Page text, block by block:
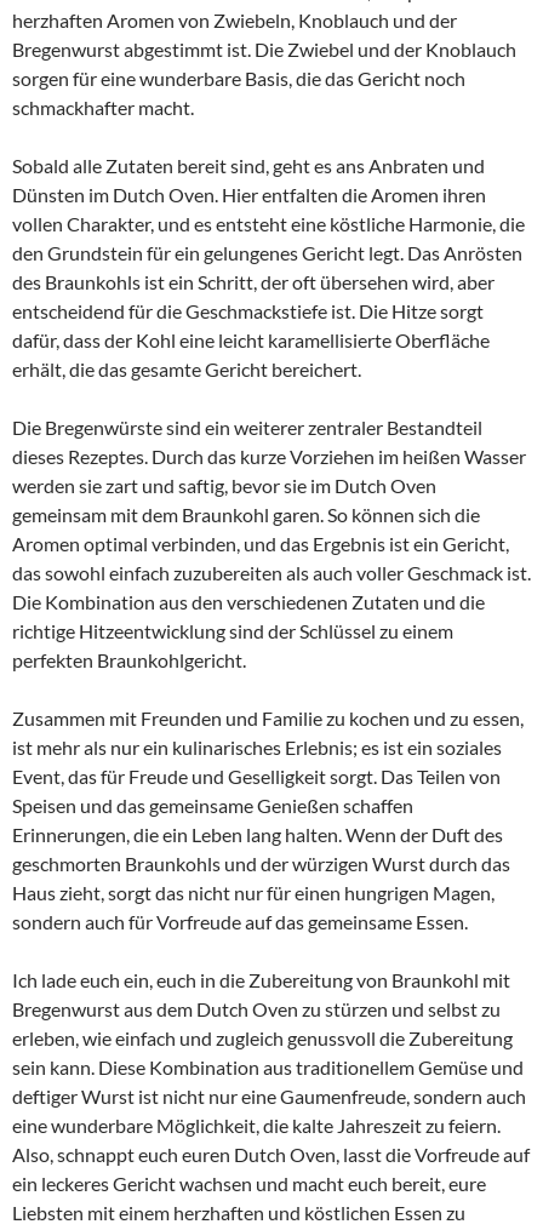
herzhaften Aromen von Zwiebeln, Knoblauch und der
Bregenwurst abgestimmt ist. Die Zwiebel und der Knoblauch
sorgen für eine wunderbare Basis, die das Gericht noch
schmackhafter macht.
Sobald alle Zutaten bereit sind, geht es ans Anbraten und
Dünsten im Dutch Oven. Hier entfalten die Aromen ihren
vollen Charakter, und es entsteht eine köstliche Harmonie, die
den Grundstein für ein gelungenes Gericht legt. Das Anrösten
des Braunkohls ist ein Schritt, der oft übersehen wird, aber
entscheidend für die Geschmackstiefe ist. Die Hitze sorgt
dafür, dass der Kohl eine leicht karamellisierte Oberfläche
erhält, die das gesamte Gericht bereichert.
Die Bregenwürste sind ein weiterer zentraler Bestandteil
dieses Rezeptes. Durch das kurze Vorziehen im heißen Wasser
werden sie zart und saftig, bevor sie im Dutch Oven
gemeinsam mit dem Braunkohl garen. So können sich die
Aromen optimal verbinden, und das Ergebnis ist ein Gericht,
das sowohl einfach zuzubereiten als auch voller Geschmack ist.
Die Kombination aus den verschiedenen Zutaten und die
richtige Hitzeentwicklung sind der Schlüssel zu einem
perfekten Braunkohlgericht.
Zusammen mit Freunden und Familie zu kochen und zu essen,
ist mehr als nur ein kulinarisches Erlebnis; es ist ein soziales
Event, das für Freude und Geselligkeit sorgt. Das Teilen von
Speisen und das gemeinsame Genießen schaffen
Erinnerungen, die ein Leben lang halten. Wenn der Duft des
geschmorten Braunkohls und der würzigen Wurst durch das
Haus zieht, sorgt das nicht nur für einen hungrigen Magen,
sondern auch für Vorfreude auf das gemeinsame Essen.
Ich lade euch ein, euch in die Zubereitung von Braunkohl mit
Bregenwurst aus dem Dutch Oven zu stürzen und selbst zu
erleben, wie einfach und zugleich genussvoll die Zubereitung
sein kann. Diese Kombination aus traditionellem Gemüse und
deftiger Wurst ist nicht nur eine Gaumenfreude, sondern auch
eine wunderbare Möglichkeit, die kalte Jahreszeit zu feiern.
Also, schnappt euch euren Dutch Oven, lasst die Vorfreude auf
ein leckeres Gericht wachsen und macht euch bereit, eure
Liebsten mit einem herzhaften und köstlichen Essen zu